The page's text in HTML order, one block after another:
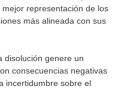
representación de los
más alineada con sus
disolución genere un
consecuencias negativas
incertidumbre sobre el